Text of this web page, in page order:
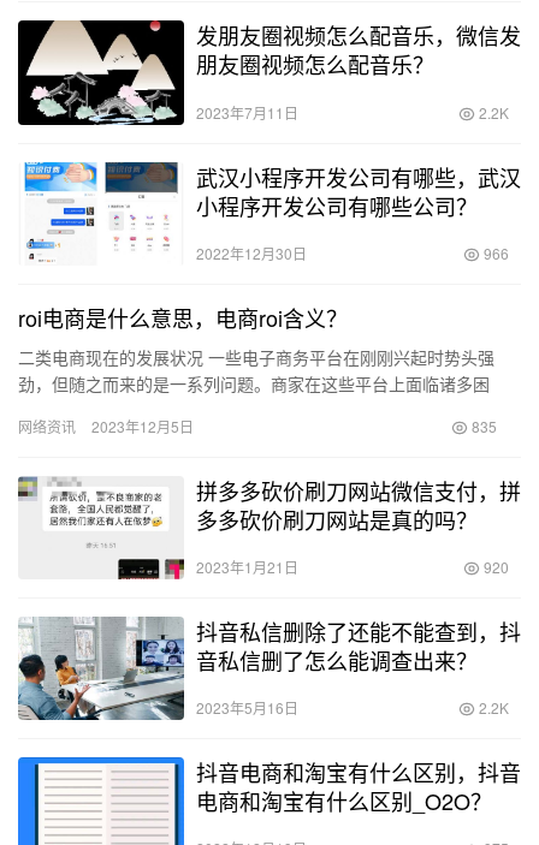
发朋友圈视频怎么配音乐，微信发
朋友圈视频怎么配音乐？
2023年7月11日 2.2K
武汉小程序开发公司有哪些，武汉
小程序开发公司有哪些公司？
2022年12月30日 966
roi电商是什么意思，电商roi含义？
二类电商现在的发展状况 一些电子商务平台在刚刚兴起时势头强
劲，但随之而来的是一系列问题。商家在这些平台上面临诸多困
同时还存…
网络资讯 2023年12月5日 835
拼多多砍价刷刀网站微信支付，拼
多多砍价刷刀网站是真的吗？
2023年1月21日 920
抖音私信删除了还能不能查到，抖
音私信删了怎么能调查出来？
2023年5月16日 2.2K
抖音电商和淘宝有什么区别，抖音
电商和淘宝有什么区别_O2O？